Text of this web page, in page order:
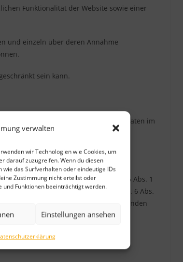
verwalten
wir Technologien wie Cookies, um
darauf zuzugreifen. Wenn du diesen
das Surfverhalten oder eindeutige IDs
Zustimmung nicht erteilst oder
Funktionen beeinträchtigt werden.
Einstellungen ansehen
Funktionalität der Website sowie einer
und einzeln über deren Annahme
sein kann.
Daten erhoben. Welche Daten im
ersichtlich. Diese Daten werden
die damit verbundene technische
Ihres Anliegens gemäß Art. 6 Abs. 1
für die Verarbeitung Art. 6 Abs.
ist der Fall, wenn sich aus den Umständen
Aufbewahrungspflichten